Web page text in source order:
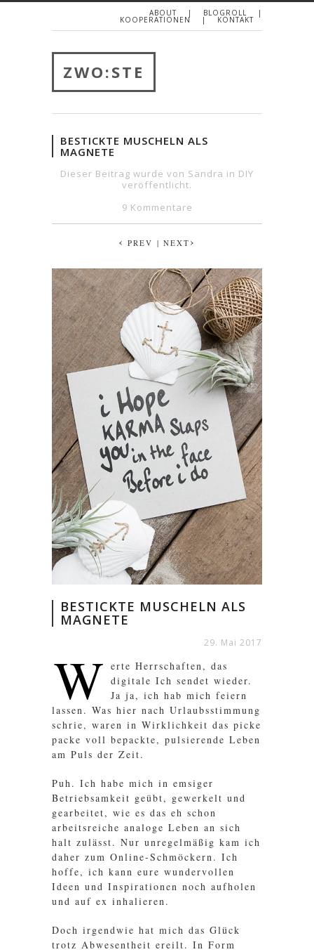
ABOUT BLOGROLL
KOOPERATIONEN KONTAKT
ZWO:STE
BESTICKTE MUSCHELN ALS
MAGNETE
Dieser Beitrag wurde von Sandra in DIY
veröffentlicht.
9 Kommentare
‹ PREV | NEXT ›
BESTICKTE MUSCHELN ALS
MAGNETE
29. Mai 2017
W erte Herrschaften, das
digitale Ich sendet wieder.
Ja ja, ich hab mich feiern
lassen. Was hier nach Urlaubsstimmung
schrie, waren in Wirklichkeit das picke
packe voll bepackte, pulsierende Leben
am Puls der Zeit.
Puh. Ich habe mich in emsiger
Betriebsamkeit geübt, gewerkelt und
gearbeitet, wie es das eh schon
arbeitsreiche analoge Leben an sich
halt zulässt. Nur unregelmäßig kam ich
daher zum Online-Schmöckern. Ich
hoffe, ich kann eure wundervollen
Ideen und Inspirationen noch aufholen
und auf ex inhalieren.
Doch irgendwie hat mich das Glück
trotz Abwesentheit ereilt. In Form